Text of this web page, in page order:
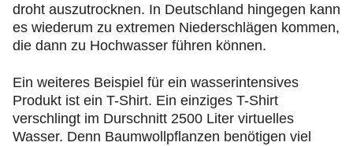
droht auszutrocknen. In Deutschland hingegen kann
es wiederum zu extremen Niederschlägen kommen,
die dann zu Hochwasser führen können.
Ein weiteres Beispiel für ein wasserintensives
Produkt ist ein T-Shirt. Ein einziges T-Shirt
verschlingt im Durschnitt 2500 Liter virtuelles
Wasser. Denn Baumwollpflanzen benötigen viel